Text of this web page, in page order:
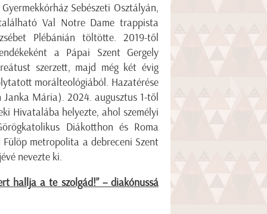
Sebészeti Osztályán,
Val Notre Dame trappista
Plébánián töltötte. 2019-től
a Pápai Szent Gergely
szerzett, majd még két évig
morálteológiából. Hazatérése
Mária). 2024. augusztus 1-től
Hivatalába helyezte, ahol személyi
Diákotthon és Roma
metropolita a debreceni Szent
nevezte ki.
hallja a te szolgád!” – diakónussá